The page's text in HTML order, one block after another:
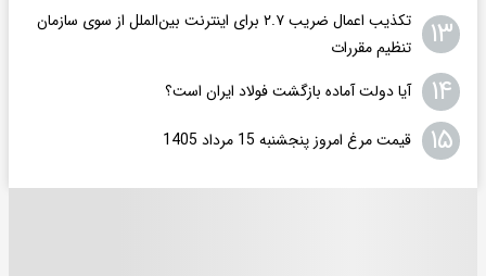
۱۳
تکذیب اعمال ضریب ۲.۷ برای اینترنت بین‌الملل از سوی سازمان
تنظیم مقررات
۱۴ آیا دولت آماده بازگشت فولاد ایران است؟
۱۵ قیمت مرغ امروز پنجشنبه 15 مرداد 1405